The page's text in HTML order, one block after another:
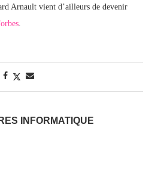
Arnault vient d’ailleurs de devenir
INFORMATIQUE